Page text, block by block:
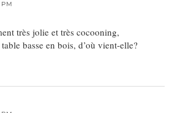
très jolie et très cocooning,
basse en bois, d’où vient-elle?